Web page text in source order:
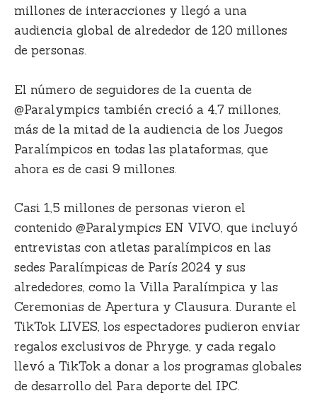
millones de interacciones y llegó a una
audiencia global de alrededor de 120 millones
de personas.
El número de seguidores de la cuenta de
@Paralympics también creció a 4,7 millones,
más de la mitad de la audiencia de los Juegos
Paralímpicos en todas las plataformas, que
ahora es de casi 9 millones.
Casi 1,5 millones de personas vieron el
contenido @Paralympics EN VIVO, que incluyó
entrevistas con atletas paralímpicos en las
sedes Paralímpicas de París 2024 y sus
alrededores, como la Villa Paralímpica y las
Ceremonias de Apertura y Clausura. Durante el
TikTok LIVES, los espectadores pudieron enviar
regalos exclusivos de Phryge, y cada regalo
llevó a TikTok a donar a los programas globales
de desarrollo del Para deporte del IPC.